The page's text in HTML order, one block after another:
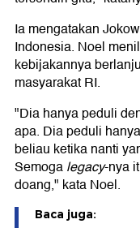
Ia mengatakan
Indonesia. Noel
kebijakannya
masyarakat RI.
"Dia hanya peduli
apa. Dia peduli
beliau ketika nanti
Semogalegacy-nya
doang," kata Noel.
Baca juga: